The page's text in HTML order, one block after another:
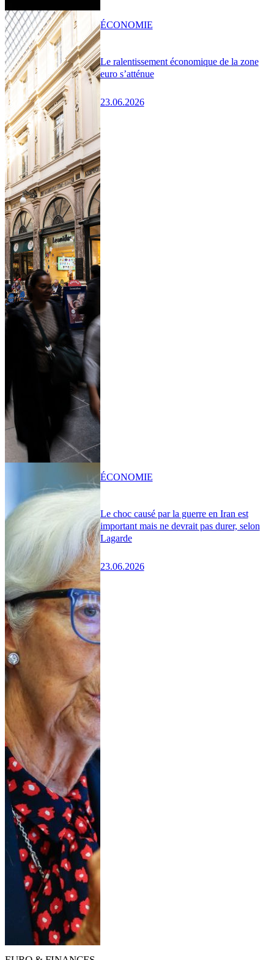
Le ralentissement économique de la zone
euro s’atténue
23.06.2026
ÉCONOMIE
Le choc causé par la guerre en Iran est
important mais ne devrait pas durer, selon
Lagarde
23.06.2026
ÉCONOMIE